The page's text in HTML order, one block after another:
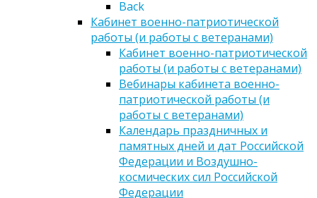
Back
Кабинет военно-патриотической
работы (и работы с ветеранами)
Кабинет военно-патриотической
работы (и работы с ветеранами)
Вебинары кабинета военно-
патриотической работы (и
работы с ветеранами)
Календарь праздничных и
памятных дней и дат Российской
Федерации и Воздушно-
космических сил Российской
Федерации